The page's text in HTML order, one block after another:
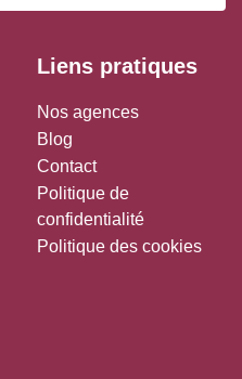
Liens pratiques
Nos agences
Blog
Contact
Politique de
confidentialité
Politique des cookies